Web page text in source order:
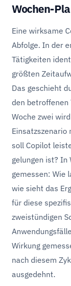
Wochen-
Eine wirksame
Abfolge. In der
Tätigkeiten
größten
Das geschieht
den betroffenen
Woche zwei
soll Copilot
gelungen ist? In
gemessen: Wie
wie sieht das
für diese
zweistündigen
Wirkung
nach diesem
ausgedehnt.